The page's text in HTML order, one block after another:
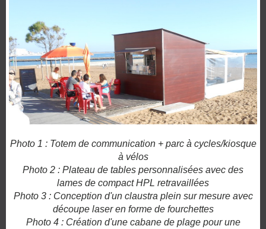
Photo 1 : Totem de communication + parc à cycles/kiosque
à vélos
Photo 2 : Plateau de tables personnalisées avec des
lames de compact HPL retravaillées
Photo 3 : Conception d'un claustra plein sur mesure avec
découpe laser en forme de fourchettes
Photo 4 : Création d'une cabane de plage pour une